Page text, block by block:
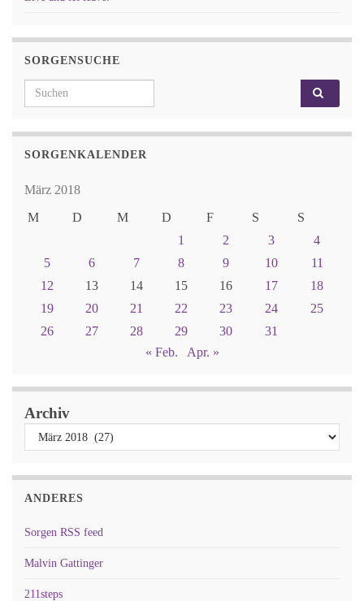
SORGENSUCHE
Search for:
SORGENKALENDER
März 2018
M
D M D F S
S
1
2 3
4
5
6 7 8 9 10
11
12
13 14 15 16 17
18
19
20 21 22 23 24
25
26
27 28 29 30
31
« Feb.
Apr. »
Archiv
ANDERES
Sorgen RSS feed
Malvin Gattinger
211steps